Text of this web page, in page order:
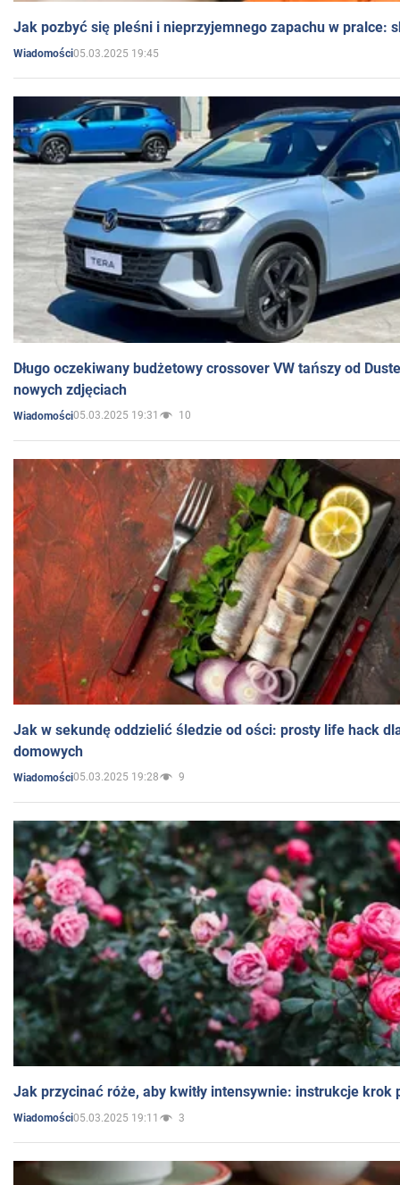
Jak pozbyć się pleśni i nieprzyjemnego zapachu w pralce:
Wiadomości05.03.2025 19:45
Długo oczekiwany budżetowy crossover VW tańszy od
nowych zdjęciach
Wiadomości05.03.2025 19:31 10
Jak w sekundę oddzielić śledzie od ości: prosty life hack
domowych
Wiadomości05.03.2025 19:28 9
Jak przycinać róże, aby kwitły intensywnie: instrukcje krok
Wiadomości05.03.2025 19:11 3